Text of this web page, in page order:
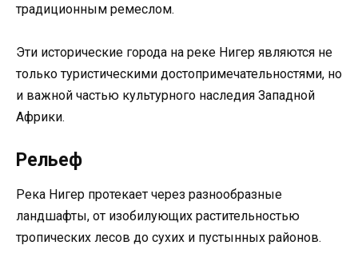
традиционным ремеслом.
Эти исторические города на реке Нигер являются не
только туристическими достопримечательностями, но
и важной частью культурного наследия Западной
Африки.
Рельеф
Река Нигер протекает через разнообразные
ландшафты, от изобилующих растительностью
тропических лесов до сухих и пустынных районов.